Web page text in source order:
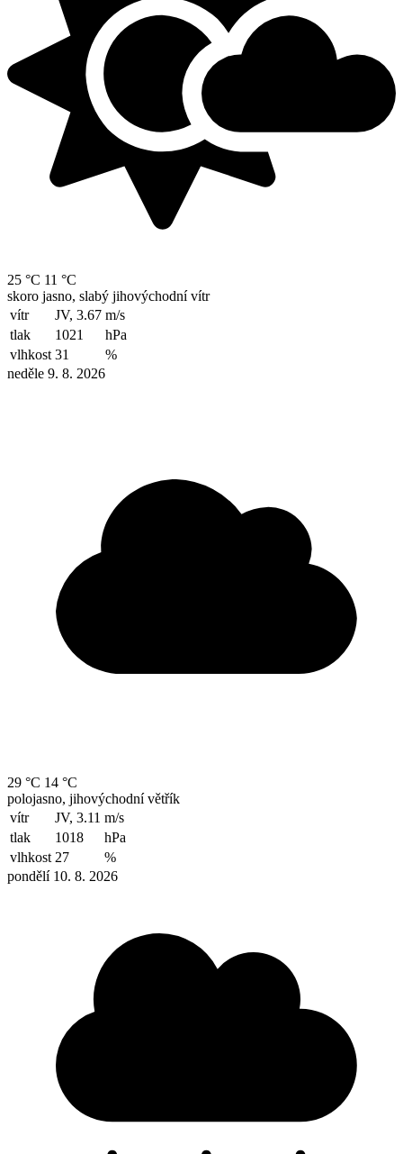
25 °C 11 °C
skoro jasno, slabý jihovýchodní vítr
vítr
JV, 3.67 m/s
tlak
1021
hPa
vlhkost 31
%
neděle 9. 8. 2026
29 °C 14 °C
polojasno, jihovýchodní větřík
vítr
JV, 3.11 m/s
tlak
1018
hPa
vlhkost 27
%
pondělí 10. 8. 2026